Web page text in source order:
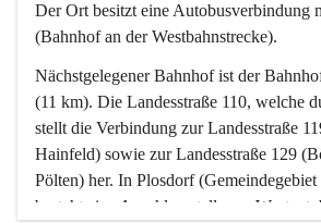
Der Ort besitzt eine Autobusverbindung
(Bahnhof an der Westbahnstrecke).
Nächstgelegener Bahnhof ist der
(11 km). Die Landesstraße 110, welche
stellt die Verbindung zur Landesstraße
Hainfeld) sowie zur Landesstraße 129
Pölten) her. In Plosdorf
besteht eine Anschlussstelle zur